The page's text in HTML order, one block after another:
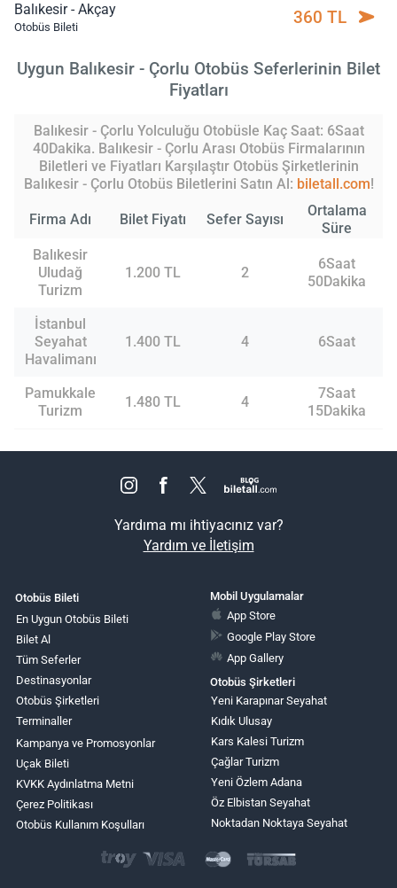
Balıkesir - Akçay
Otobüs Bileti 360 TL
Uygun Balıkesir - Çorlu Otobüs Seferlerinin Bilet
Fiyatları
Balıkesir - Çorlu Yolculuğu Otobüsle Kaç Saat: 6Saat
40Dakika. Balıkesir - Çorlu Arası Otobüs Firmalarının
Biletleri ve Fiyatları Karşılaştır Otobüs Şirketlerinin
Balıkesir - Çorlu Otobüs Biletlerini Satın Al: biletall.com!
Firma Adı Bilet Fiyatı Sefer Sayısı
Ortalama
Süre
Balıkesir
Uludağ
Turizm
1.200 TL 2
6Saat
50Dakika
İstanbul
Seyahat
Havalimanı
1.400 TL 4 6Saat
Pamukkale
Turizm
1.480 TL 4
7Saat
15Dakika
Yardıma mı ihtiyacınız var?
Yardım ve İletişim
Otobüs Bileti
En Uygun Otobüs Bileti
Bilet Al
Tüm Seferler
Destinasyonlar
Otobüs Şirketleri
Terminaller
Kampanya ve Promosyonlar
Uçak Bileti
KVKK Aydınlatma Metni
Çerez Politikası
Otobüs Kullanım Koşulları
Mobil Uygulamalar
App Store
Google Play Store
App Gallery
Otobüs Şirketleri
Yeni Karapınar Seyahat
Kıdık Ulusay
Kars Kalesi Turizm
Çağlar Turizm
Yeni Özlem Adana
Öz Elbistan Seyahat
Noktadan Noktaya Seyahat